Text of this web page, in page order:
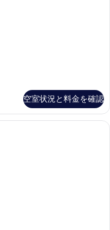
空室状況と料金を確認